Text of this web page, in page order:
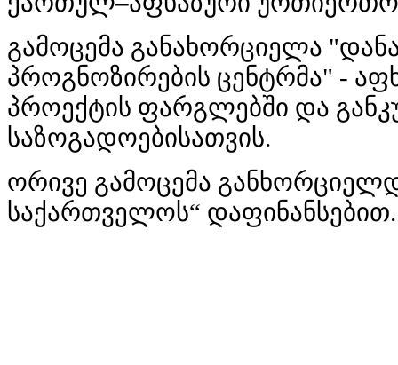
გამოცემა განახორციელა
პროგნოზირების ცენტრმა" -
პროექტის ფარგლებში და
საზოგადოებისათვის.
ორივე გამოცემა
საქართველოს“ დაფინანსებით.